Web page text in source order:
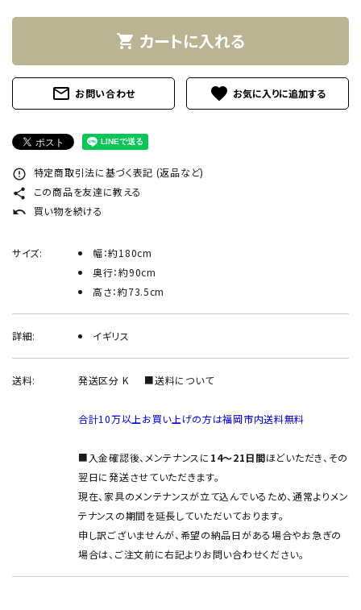
shopping_cart カートに入れる
mail_outline お問い合わせ favorite
error_outline 特定商取引法に基づく表記 (返品など)
share この商品を友達に教える
undo 買い物を続ける
サイズ:
幅：約180cm
奥行：約90cm
高さ：約73.5cm
詳細: イギリス
送料: 発送区分 K ■送料について
合計10万以上お買い上げの方は福岡市内送料無料
■入金確認後、メンテナンスに 14～21日間ほどいただき、その
翌日に発送させていただきます。
現在、家具のメンテナンスが立て込んでいるため、通常よりメン
テナンスの期間を延長していただいております。
申し訳ございませんが、希望の納品日がある場合やお急ぎの
場合は、ご注文前に右記よりお問い合わせください。